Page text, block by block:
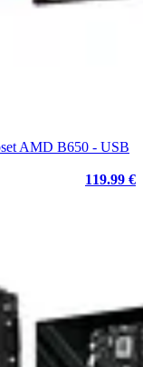
AMD B650 - USB
119.99 €